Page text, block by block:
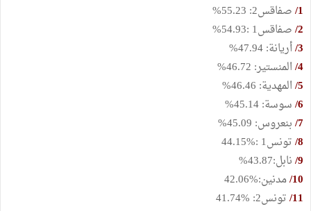
1/ صفاقس2: 55.23%
2/ صفاقس1 :54.93%
3/ أريانة: 47.94%
4/ المنستير: 46.72%
5/ المهدية: 46.46%
6/ سوسة: 45.14%
7/ بنعروس: 45.09%
8/ تونس1 :%44.15
9/ نابل:43.87%
10/ مدنين:%42.06
11/ تونس2: %41.74